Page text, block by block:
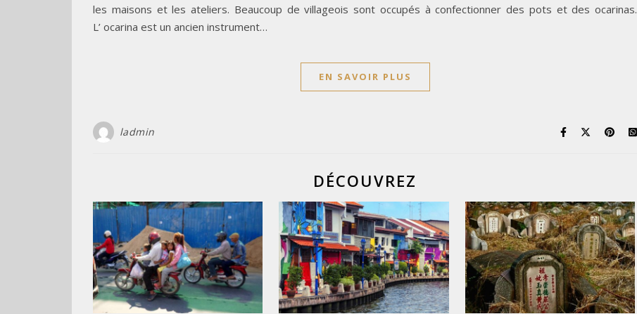
les maisons et les ateliers. Beaucoup de villageois sont occupés à confectionner des pots et des ocarinas.
L’ ocarina est un ancien instrument…
EN SAVOIR PLUS
ladmin
DÉCOUVREZ